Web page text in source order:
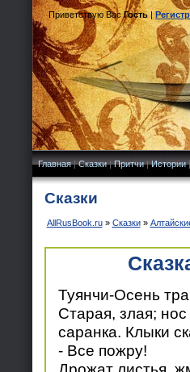
Приветствую Вас Гость|
Главная|Сказки|Притчи|Истории
Сказки
AllRusBook.ru» Сказки»
Туянчи-Осень
Старая, злая;
саранка. Клыки
- Все пожру!
Дрожат листья,